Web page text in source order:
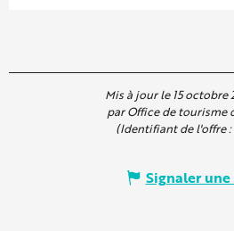
Mis à jour le 15 octobre
par Office de tourisme
(Identifiant de l'offre :
Signaler